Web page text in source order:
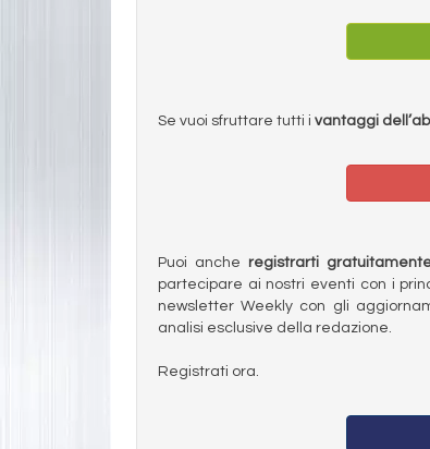
Se vuoi sfruttare tutti i vantaggi
Puoi anche registrarti
partecipare ai nostri eventi con i
newsletter Weekly con gli
analisi esclusive della redazione.
Registrati ora.